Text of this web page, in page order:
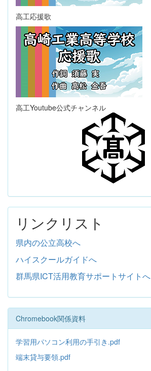
高工応援歌
高工Youtube公式チャンネル
リンクリスト
県内の公立高校へ
ハイスクールガイドへ
群馬県ICT活用教育サポートサイトへ
Chromebook関係資料
学習用パソコン利用の手引き.pdf
端末貸与要領.pdf